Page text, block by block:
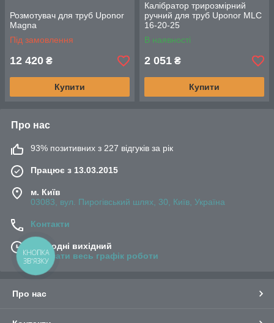
Розмотувач для труб Uponor
Magna
Під замовлення
12 420 ₴
Купити
Калібратор трирозмірний
ручний для труб Uponor MLC
16-20-25
В наявності
2 051 ₴
Купити
Про нас
93% позитивних з 227 відгуків за рік
Працює з 13.03.2015
м. Київ
03083, вул. Пирогівський шлях, 30, Київ, Україна
Контакти
Сьогодні вихідний
Показати весь графік роботи
Про нас
КНОПКА
ЗВ'ЯЗКУ